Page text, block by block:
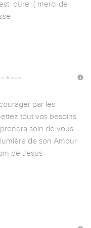
dure :( merci de
8 mois
par les
tout vos besoins
soin de vous
de son Amour
de Jesus